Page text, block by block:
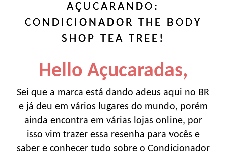
AÇUCARANDO:
CONDICIONADOR THE BODY
SHOP TEA TREE!
Hello Açucaradas,
Sei que a marca está dando adeus aqui no BR
e já deu em vários lugares do mundo, porém
ainda encontra em várias lojas online, por
isso vim trazer essa resenha para vocês e
saber e conhecer tudo sobre o Condicionador